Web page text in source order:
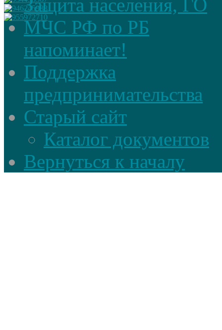
Защита населения, ГО
МЧС РФ по РБ
напоминает!
Поддержка
предпринимательства
Старый сайт
Каталог документов
Вернуться к началу